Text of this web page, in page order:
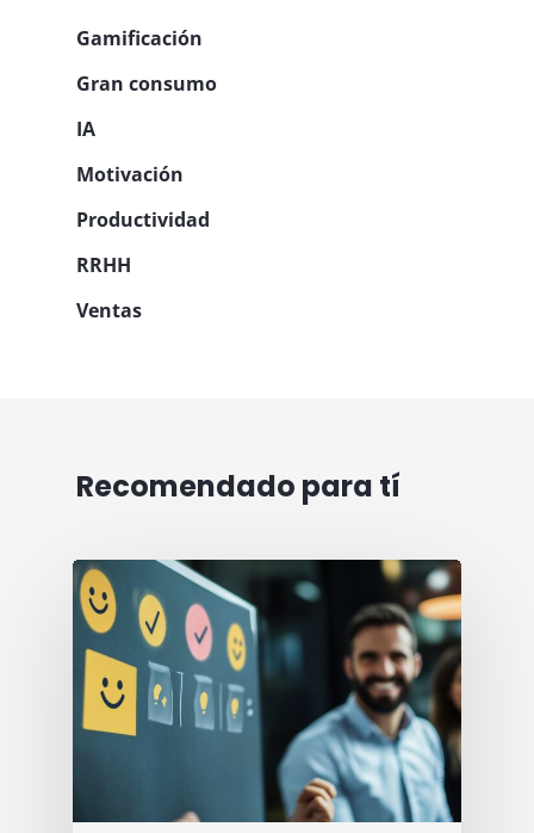
Gamificación
Gran consumo
IA
Motivación
Productividad
RRHH
Ventas
Recomendado para tí